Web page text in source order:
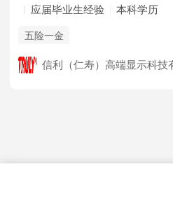
应届毕业生经验 本科学历
五险一金